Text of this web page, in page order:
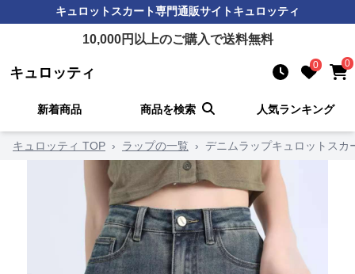
キュロットスカート専門通販サイトキュロッティ
10,000円以上のご購入で送料無料
キュロッティ 0 0
新着商品 商品を検索 人気ランキング
キュロッティ TOP › ラップの一覧 › デニムラップキュロットスカ